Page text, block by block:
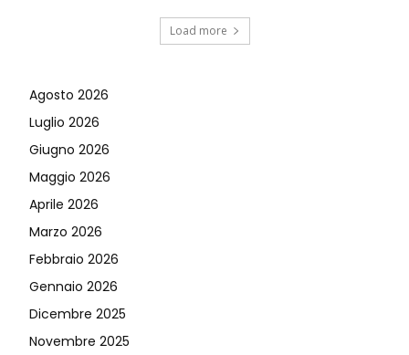
Load more
Agosto 2026
Luglio 2026
Giugno 2026
Maggio 2026
Aprile 2026
Marzo 2026
Febbraio 2026
Gennaio 2026
Dicembre 2025
Novembre 2025